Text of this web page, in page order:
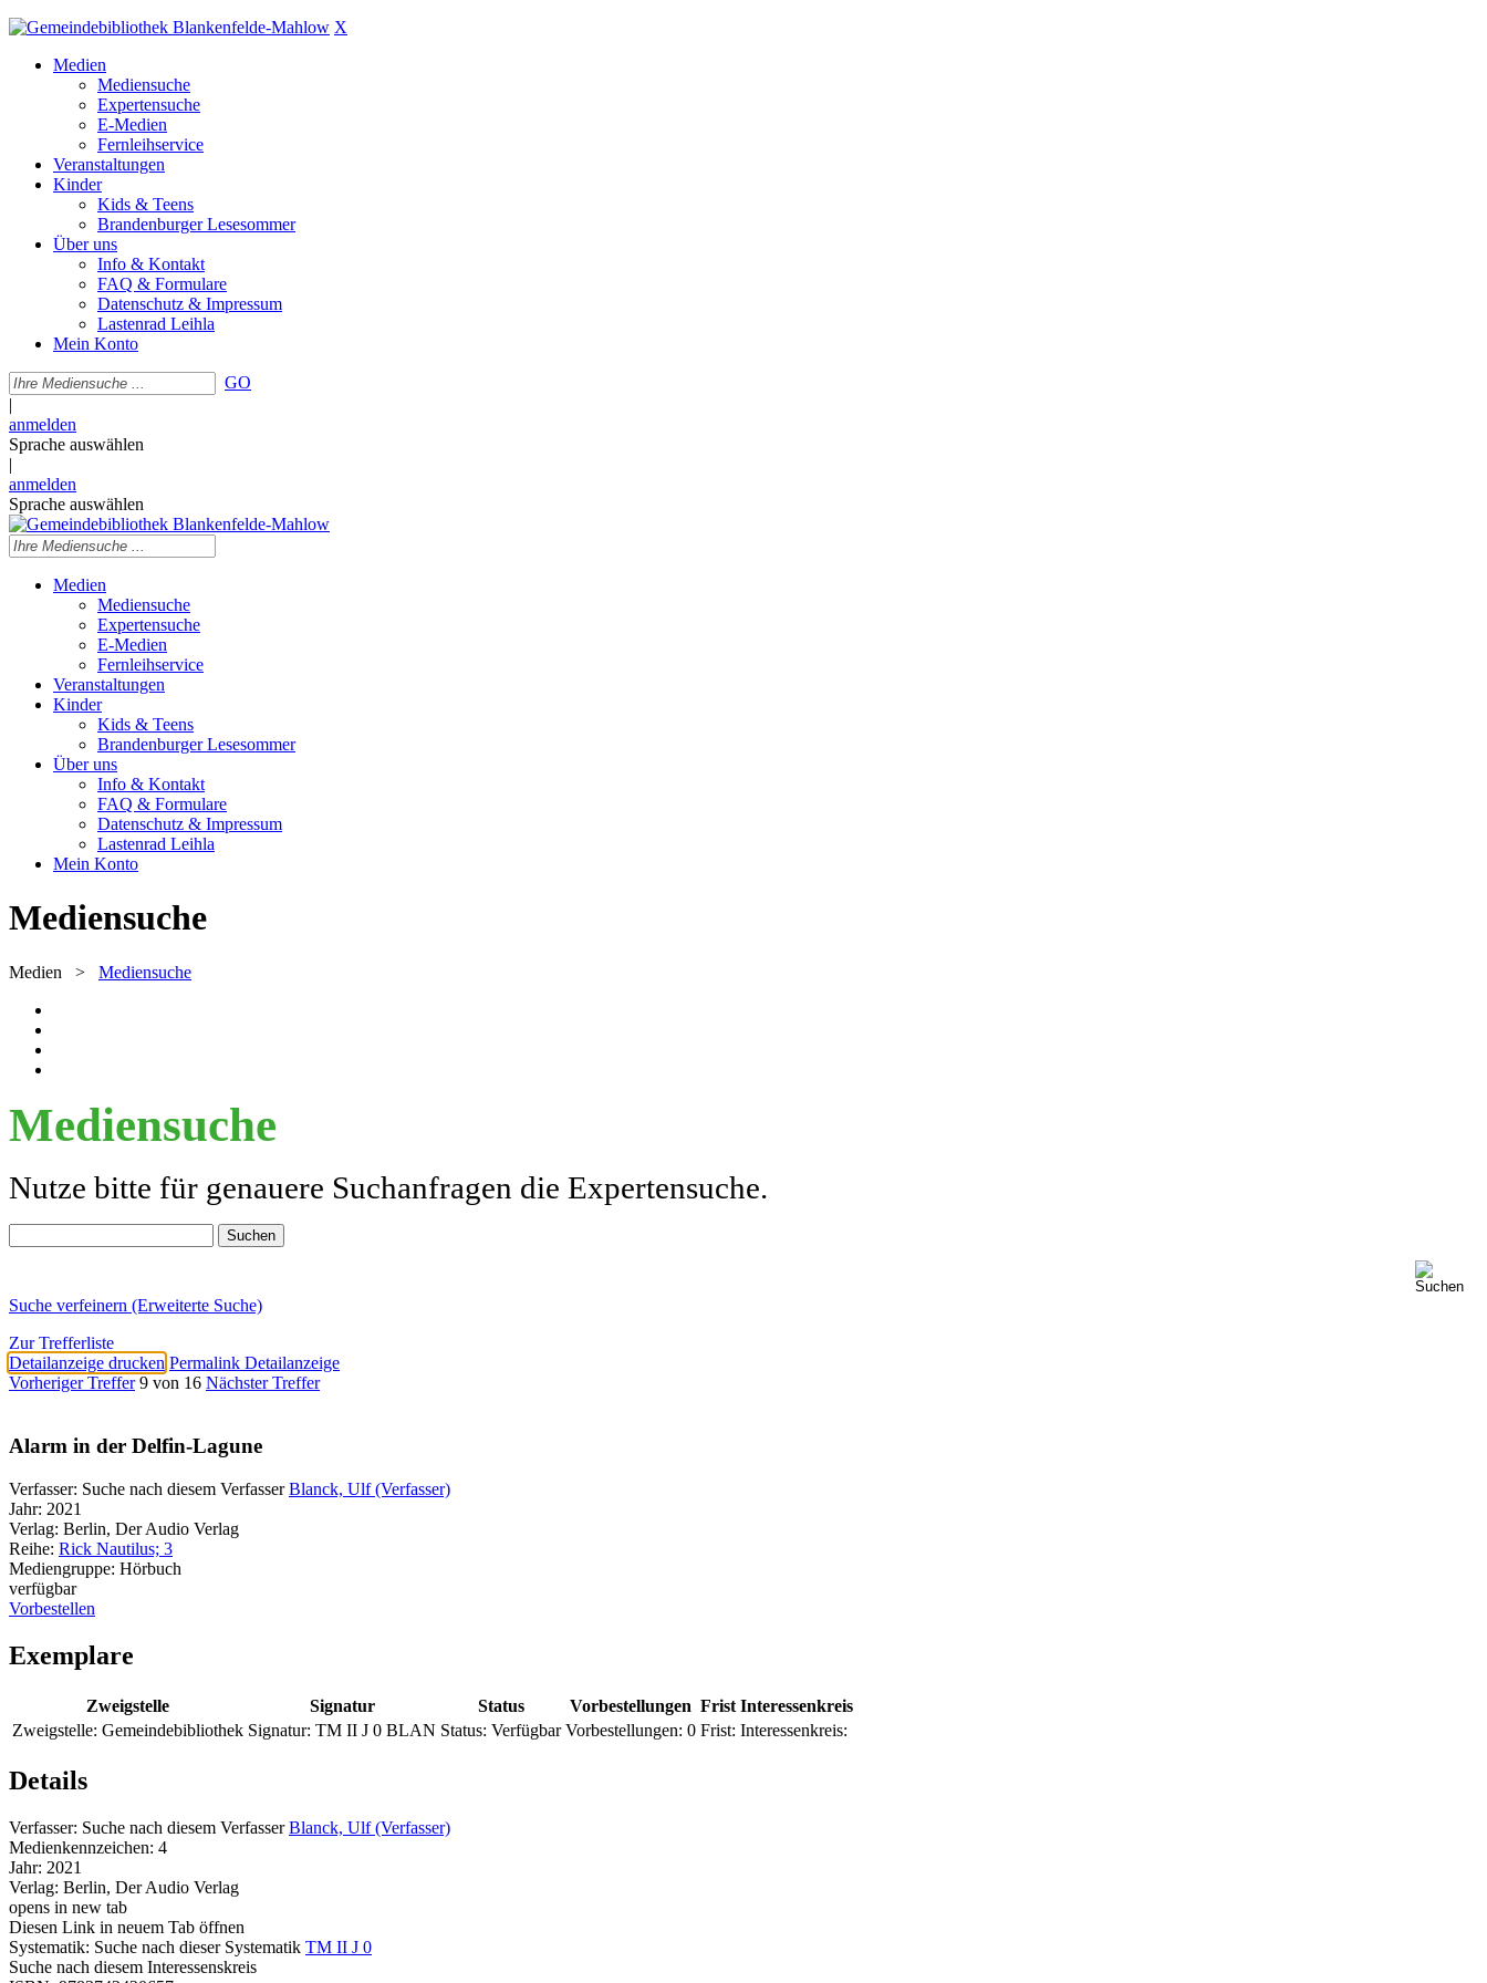
X
Medien
Mediensuche
Expertensuche
E-Medien
Fernleihservice
Veranstaltungen
Kinder
Kids & Teens
Brandenburger Lesesommer
Über uns
Info & Kontakt
FAQ & Formulare
Datenschutz & Impressum
Lastenrad Leihla
Mein Konto
GO
|
anmelden
Sprache auswählen
|
anmelden
Sprache auswählen
Medien
Mediensuche
Expertensuche
E-Medien
Fernleihservice
Veranstaltungen
Kinder
Kids & Teens
Brandenburger Lesesommer
Über uns
Info & Kontakt
FAQ & Formulare
Datenschutz & Impressum
Lastenrad Leihla
Mein Konto
Mediensuche
Medien > Mediensuche
Mediensuche
Nutze bitte für genauere Suchanfragen die Expertensuche.
Suche verfeinern (Erweiterte Suche)
Zur Trefferliste
Detailanzeige drucken Permalink Detailanzeige
Vorheriger Treffer 9 von 16 Nächster Treffer
Alarm in der Delfin-Lagune
Verfasser: Suche nach diesem Verfasser Blanck, Ulf (Verfasser)
Jahr: 2021
Verlag: Berlin, Der Audio Verlag
Reihe: Rick Nautilus; 3
Mediengruppe: Hörbuch
verfügbar
Vorbestellen
Exemplare
Zweigstelle Signatur Status Vorbestellungen Frist Interessenkreis
Zweigstelle: Gemeindebibliothek Signatur: TM II J 0 BLAN Status: Verfügbar Vorbestellungen: 0 Frist: Interessenkreis:
Details
Verfasser: Suche nach diesem Verfasser Blanck, Ulf (Verfasser)
Medienkennzeichen: 4
Jahr: 2021
Verlag: Berlin, Der Audio Verlag
opens in new tab
Diesen Link in neuem Tab öffnen
Systematik: Suche nach dieser Systematik TM II J 0
Suche nach diesem Interessenskreis